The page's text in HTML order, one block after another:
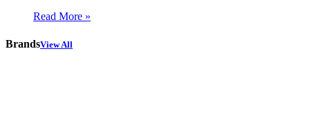
Read More »
BrandsView All